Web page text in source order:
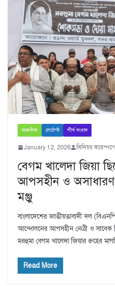
আঞ্চলিক লেটেস্ট শীর্ষ সংবাদ
January 12, 2026 সিনিয়র
বেগম খালেদা জিয়া
আপসহীন ও অসাধারণ
মঞ্জু
বাংলাদেশের জাতীয়তাবাদী দল
আন্দোলনের আপসহীন নেত্রী ও সাবেক
মরহুমা বেগম খালেদা জিয়ার রুহের
Read More